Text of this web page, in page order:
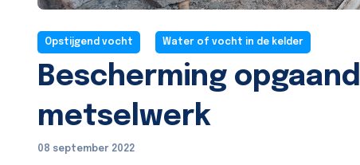
Opstijgend vocht Water of vocht in de kelder
Bescherming opgaand
metselwerk
08 september 2022